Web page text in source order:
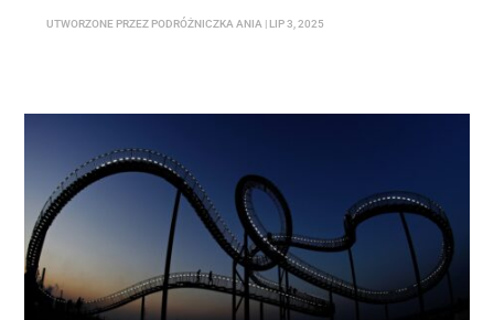
UTWORZONE PRZEZ PODRÓŻNICZKA ANIA | LIP 3, 2025